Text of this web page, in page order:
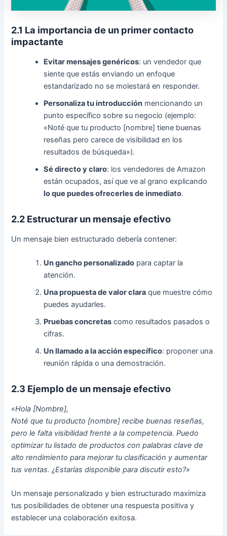
2.1 La importancia de un primer contacto
impactante
Evitar mensajes genéricos: un vendedor que
siente que estás enviando un enfoque
estandarizado no se molestará en responder.
Personaliza tu introducción mencionando un
punto específico sobre su negocio (ejemplo:
«Noté que tu producto [nombre] tiene buenas
reseñas pero carece de visibilidad en los
resultados de búsqueda»).
Sé directo y claro: los vendedores de Amazon
están ocupados, así que ve al grano explicando
lo que puedes ofrecerles de inmediato.
2.2 Estructurar un mensaje efectivo
Un mensaje bien estructurado debería contener:
Un gancho personalizado para captar la
atención.
Una propuesta de valor clara que muestre cómo
puedes ayudarles.
Pruebas concretas como resultados pasados o
cifras.
Un llamado a la acción específico: proponer una
reunión rápida o una demostración.
2.3 Ejemplo de un mensaje efectivo
«Hola [Nombre],
Noté que tu producto [nombre] recibe buenas reseñas,
pero le falta visibilidad frente a la competencia. Puedo
optimizar tu listado de productos con palabras clave de
alto rendimiento para mejorar tu clasificación y aumentar
tus ventas. ¿Estarías disponible para discutir esto?»
Un mensaje personalizado y bien estructurado maximiza
tus posibilidades de obtener una respuesta positiva y
establecer una colaboración exitosa.